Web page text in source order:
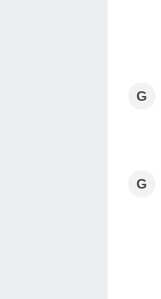
G
G